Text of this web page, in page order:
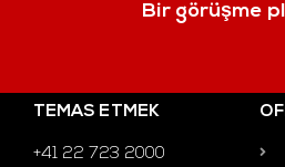
Bir görüşme
TEMAS ETMEK
+41 22 723 2000